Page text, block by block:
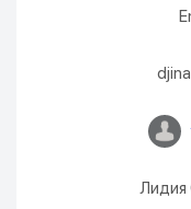
Лидия